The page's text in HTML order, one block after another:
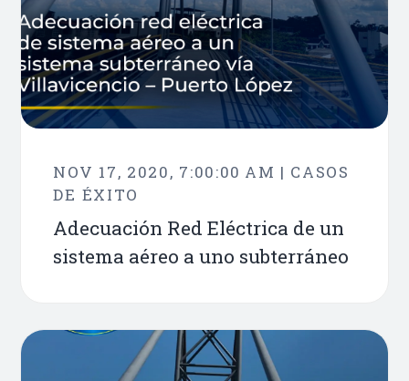
NOV 17, 2020, 7:00:00 AM | CASOS
DE ÉXITO
Adecuación Red Eléctrica de un
sistema aéreo a uno subterráneo